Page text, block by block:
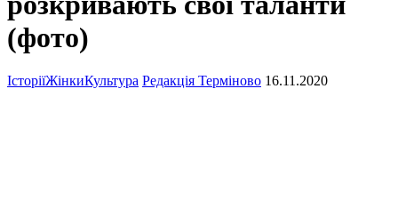
(фото)
ІсторіїЖінкиКультура Редакція Терміново 16.11.2020